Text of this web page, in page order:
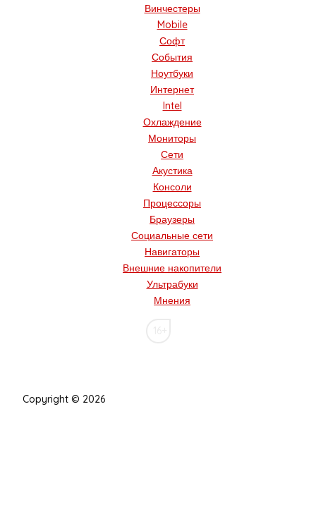
Винчестеры
Mobile
Софт
События
Ноутбуки
Интернет
Intel
Охлаждение
Мониторы
Сети
Акустика
Консоли
Процессоры
Браузеры
Социальные сети
Навигаторы
Внешние накопители
Ультрабуки
Мнения
Copyright © 2026